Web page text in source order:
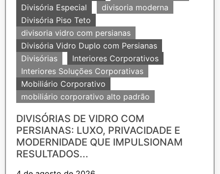
Divisória Especial
divisoria moderna
Divisória Piso Teto
divisoria vidro com persianas
Divisória Vidro Duplo com Persianas
Divisórias
Interiores Corporativos
Interiores Soluções Corporativas
Mobiliário Corporativo
mobiliário corporativo alto padrão
DIVISÓRIAS DE VIDRO COM
PERSIANAS: LUXO, PRIVACIDADE E
MODERNIDADE QUE IMPULSIONAM
RESULTADOS...